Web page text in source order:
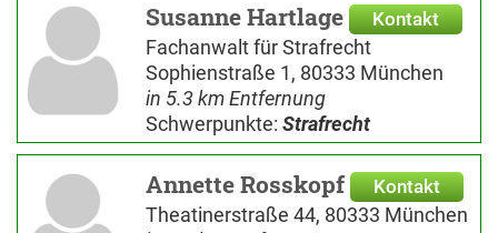
Susanne Hartlage Kontakt
Fachanwalt für Strafrecht
Sophienstraße 1, 80333 München
in 5.3 km Entfernung
Schwerpunkte: Strafrecht
Annette Rosskopf Kontakt
Theatinerstraße 44, 80333 München